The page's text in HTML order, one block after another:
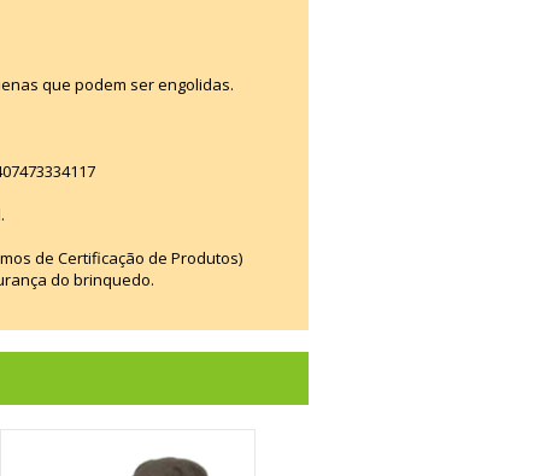
que podem ser engolidas.
de Certificação de Produtos)
do brinquedo.